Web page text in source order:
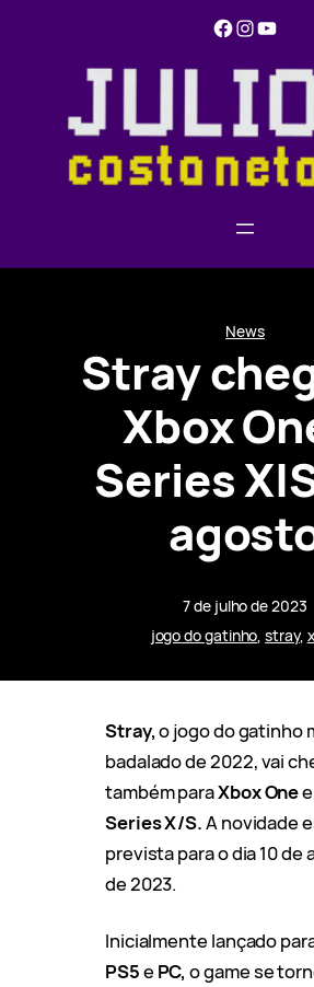
Facebook Instagram YouTube
News
Stray
Xbox
Series
7 de julho de 2023
jogo do gatinho, stray,
Stray,o jogo do gatinho
badalado de 2022, vai
também paraXbox One
Series X/S.A novidade
prevista para o dia 10 de
de 2023.
Inicialmente lançado
PS5ePC, o game se